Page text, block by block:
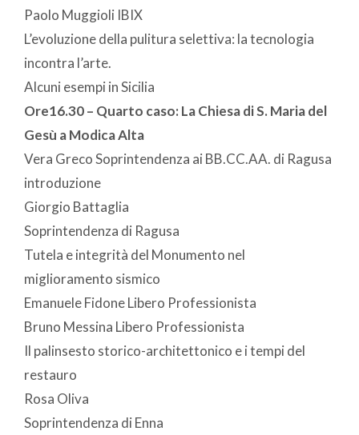
Paolo Muggioli IBIX
L’evoluzione della pulitura selettiva: la tecnologia
incontra l’arte.
Alcuni esempi in Sicilia
Ore16.30 – Quarto caso: La Chiesa di S. Maria del
Gesù a Modica Alta
Vera Greco Soprintendenza ai BB.CC.AA. di Ragusa
introduzione
Giorgio Battaglia
Soprintendenza di Ragusa
Tutela e integrità del Monumento nel
miglioramento sismico
Emanuele Fidone Libero Professionista
Bruno Messina Libero Professionista
Il palinsesto storico-architettonico e i tempi del
restauro
Rosa Oliva
Soprintendenza di Enna